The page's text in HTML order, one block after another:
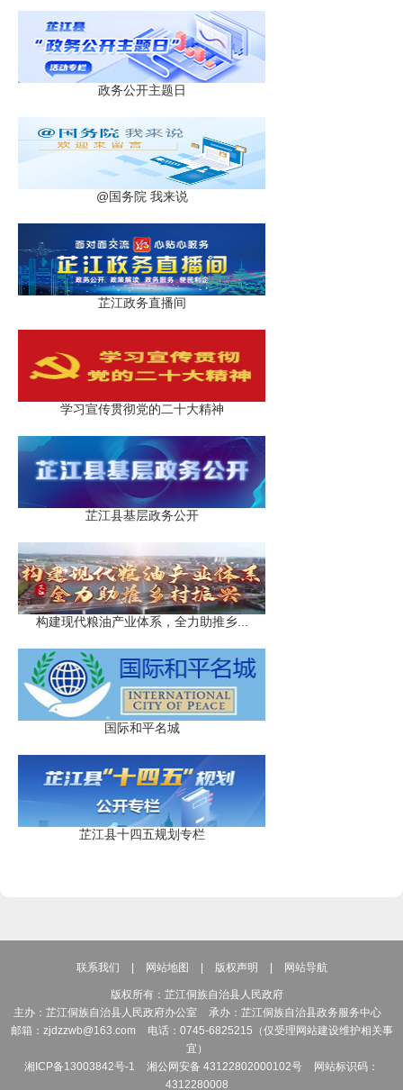
政务公开主题日
@国务院 我来说
芷江政务直播间
学习宣传贯彻党的二十大精神
芷江县基层政务公开
构建现代粮油产业体系，全力助推乡...
国际和平名城
芷江县十四五规划专栏
联系我们 网站地图 版权声明 网站导航
版权所有：芷江侗族自治县人民政府
主办：芷江侗族自治县人民政府办公室
承办：芷江侗族自治县政务服务中心
邮箱：zjdzzwb@163.com
电话：0745-6825215（仅受理网站建设维护相关事
宜）
湘ICP备13003842号-1
湘公网安备 43122802000102号
网站标识码：
4312280008